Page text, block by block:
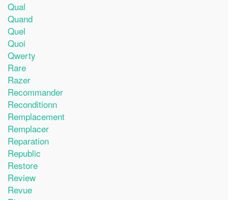
Qual
Quand
Quel
Quoi
Qwerty
Rare
Razer
Recommander
Reconditionn
Remplacement
Remplacer
Reparation
Republic
Restore
Review
Revue